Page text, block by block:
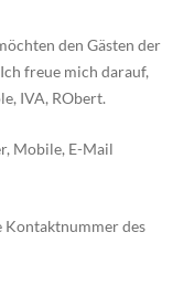
den Gästen der
freue mich darauf,
IVA, RObert.
Mobile, E-Mail
Kontaktnummer des